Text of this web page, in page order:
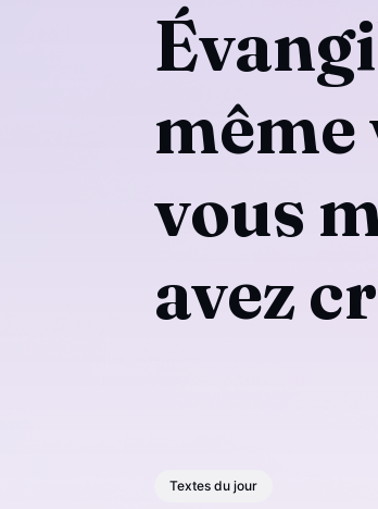
même
vous
avez
Textes du jour